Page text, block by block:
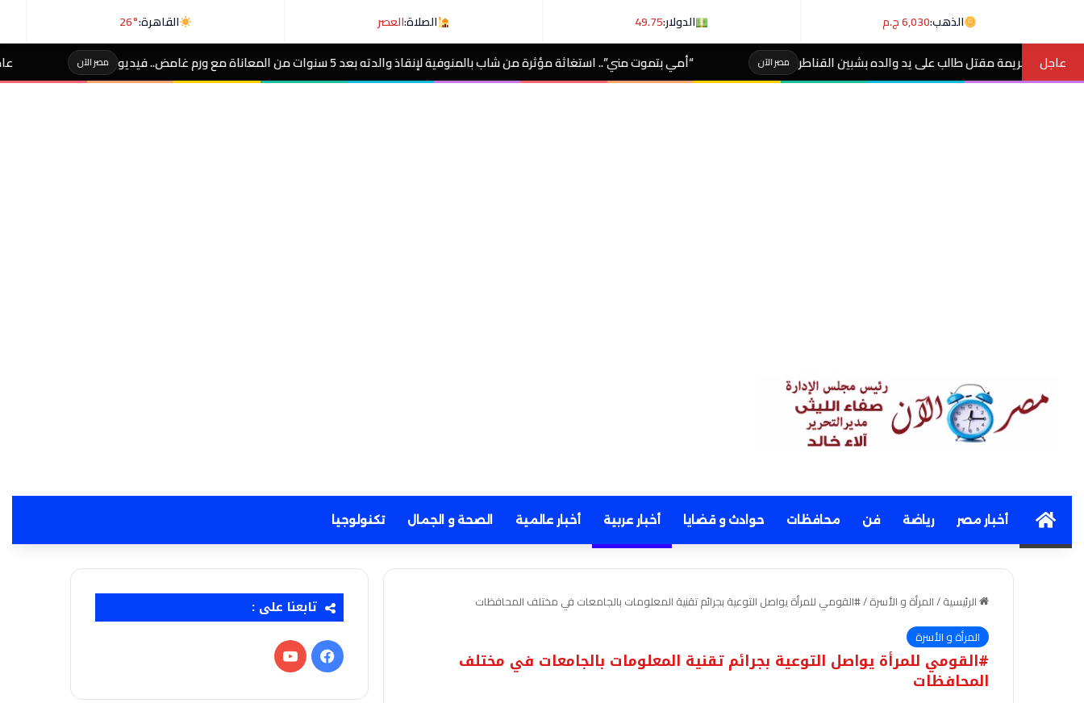
الذهب:6,030 ج.م الدولار:49.75 الصلاة:العصر القاهرة:26°
عاجل
يد والده بشبين القناطر مصر الآن “أمي بتموت مني”.. استغاثة مؤثرة من شاب بالمنوفية لإنقاذ والدته بعد 5 سنوات من المعاناة مع ورم غامض.. فيديو مصر الآن عاجل- تحذير عاجل من الأرصاد
Homeأخبار مصر رياضة فن محافظات حوادث و قضايا أخبار عربية أخبار عالمية الصحة و الجمال تكنولوجيا
الرئيسية/المرأة و الأسرة/#القومي للمرأة يواصل التوعية بجرائم تقنية المعلومات بالجامعات في مختلف المحافظات
المرأة و الأسرة
#القومي للمرأة يواصل التوعية بجرائم تقنية المعلومات بالجامعات في مختلف
المحافظات
تابعنا على :
فيسبوك‫YouTube